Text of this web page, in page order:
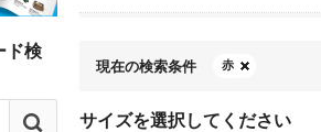
ド検
現在の検索条件 赤
サイズを選択してください